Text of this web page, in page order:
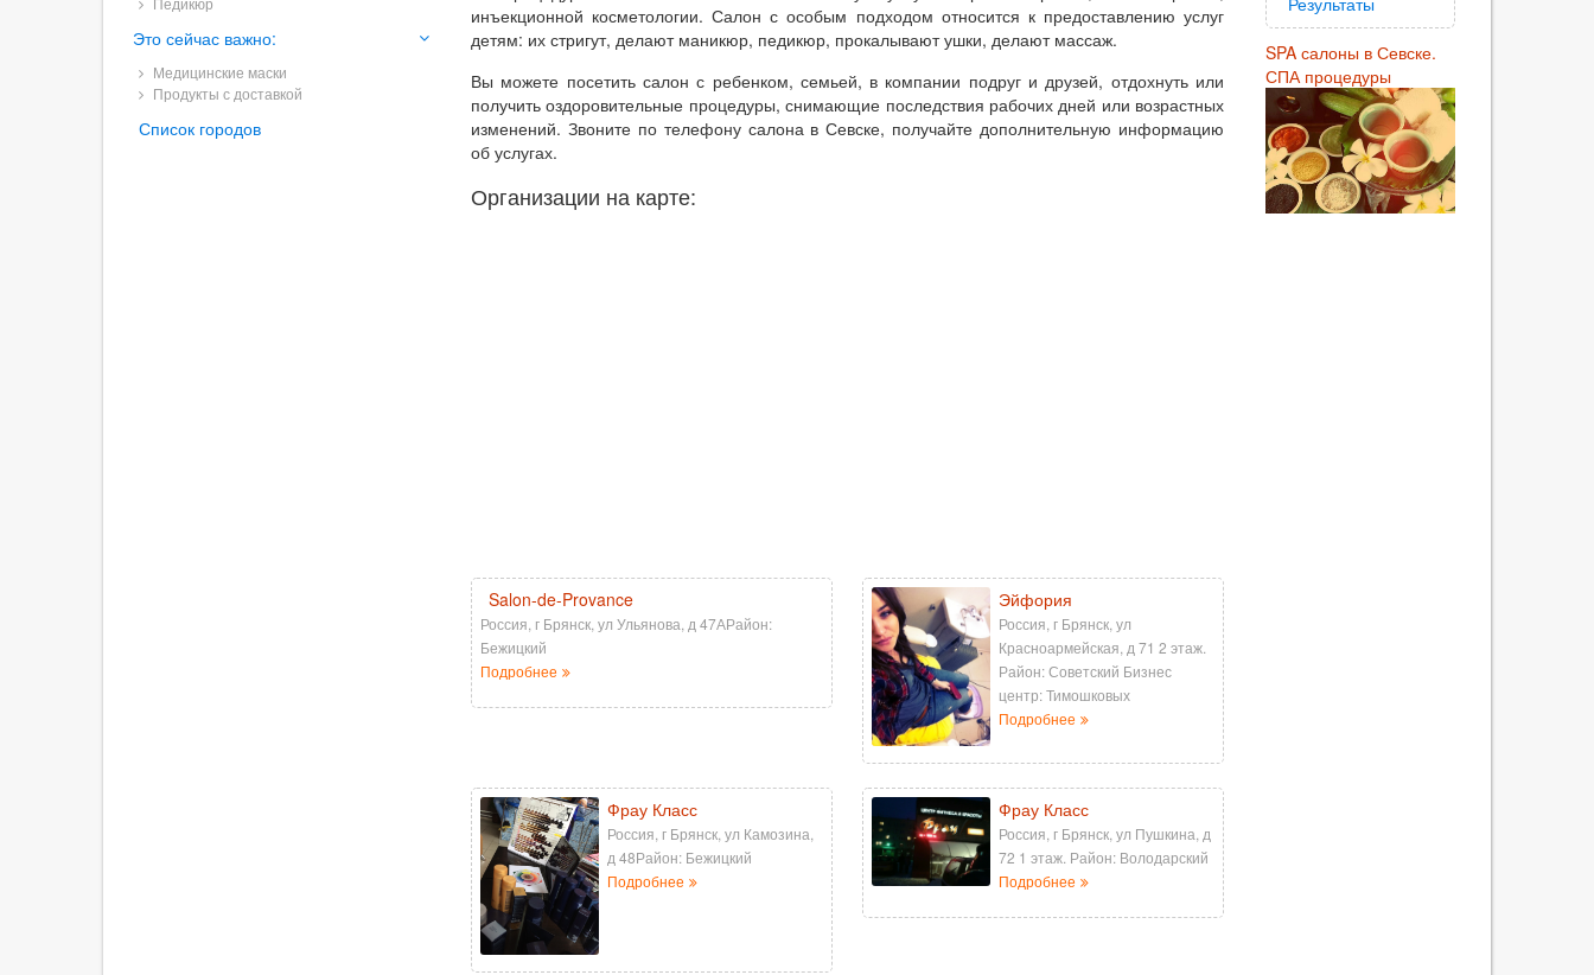
инъекционной косметологии. Салон с особым подходом относится к предоставлению услуг
детям: их стригут, делают маникюр, педикюр, прокалывают ушки, делают массаж.
Вы можете посетить салон с ребенком, семьей, в компании подруг и друзей, отдохнуть или
получить оздоровительные процедуры, снимающие последствия рабочих дней или возрастных
изменений. Звоните по телефону салона в Севске, получайте дополнительную информацию
об услугах.
Организации на карте:
Salon-de-Provance
Россия, г Брянск, ул Ульянова, д 47АРайон:
Бежицкий
Подробнее
Эйфория
Россия, г Брянск, ул
Красноармейская, д 71 2 этаж.
Район: Советский Бизнес
центр: Тимошковых
Подробнее
Фрау Класс
Россия, г Брянск, ул Камозина,
д 48Район: Бежицкий
Подробнее
Фрау Класс
Россия, г Брянск, ул Пушкина, д
72 1 этаж. Район: Володарский
Подробнее
Это сейчас важно:
Медицинские маски
Продукты с доставкой
Список городов
SPA салоны в Севске.
СПА процедуры